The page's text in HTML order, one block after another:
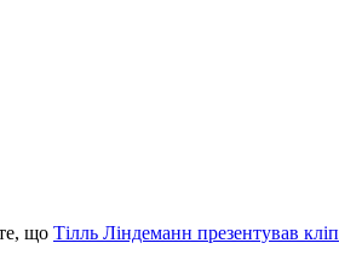
що Тілль Ліндеманн презентував кліп